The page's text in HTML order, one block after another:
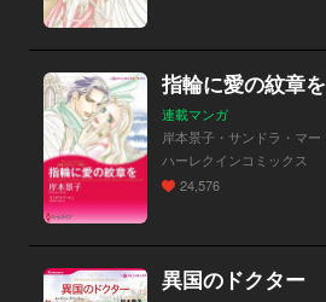
指輪に愛の紋章を
連載マンガ
ハーレクインコミックス
24,576
異国のドクター